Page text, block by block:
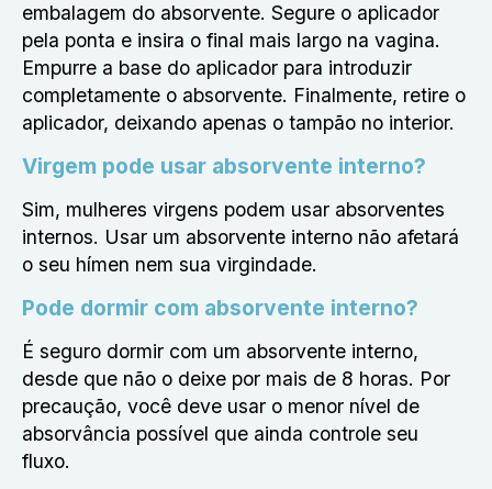
embalagem do absorvente. Segure o aplicador
pela ponta e insira o final mais largo na vagina.
Empurre a base do aplicador para introduzir
completamente o absorvente. Finalmente, retire o
aplicador, deixando apenas o tampão no interior.
Virgem pode usar absorvente interno?
Sim, mulheres virgens podem usar absorventes
internos. Usar um absorvente interno não afetará
o seu hímen nem sua virgindade.
Pode dormir com absorvente interno?
É seguro dormir com um absorvente interno,
desde que não o deixe por mais de 8 horas. Por
precaução, você deve usar o menor nível de
absorvância possível que ainda controle seu
fluxo.